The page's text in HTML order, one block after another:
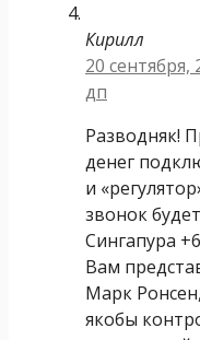
Кирилл
20 сентября,
дп
Разводняк!
денег
и
звонок
Сингапура
Вам
Марк
якобы